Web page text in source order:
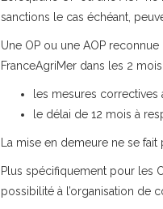
sanctions le cas échéant,
Une OP ou une AOP
FranceAgriMer dans les 2
les mesures correctives
le délai de 12 mois à
La mise en demeure ne se
Plus spécifiquement pour les
possibilité à l’organisation de